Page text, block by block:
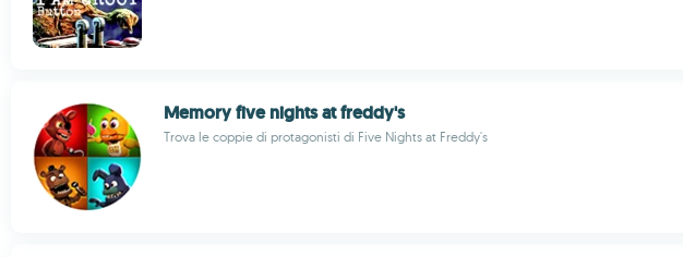
Memory five nights at freddy's
Trova le coppie di protagonisti di Five Nights at Freddy's